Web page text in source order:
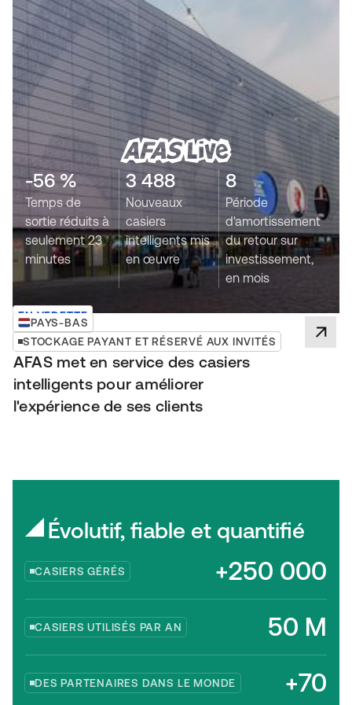
-56 %
Temps de
sortie réduits à
seulement 23
minutes
3 488
Nouveaux
casiers
intelligents mis
en œuvre
8
Période
d'amortissement
du retour sur
investissement,
en mois
EN VEDETTE
PAYS-BAS
STOCKAGE PAYANT ET RÉSERVÉ AUX INVITÉS
AFAS met en service des casiers
intelligents pour améliorer
l'expérience de ses clients
Évolutif, fiable et quantifié
CASIERS GÉRÉS +250 000
CASIERS UTILISÉS PAR AN 50 M
DES PARTENAIRES DANS LE MONDE +70